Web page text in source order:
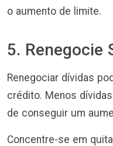
o aumento de limite.
5. Renegocie
Renegociar dívidas
crédito. Menos
de conseguir um
Concentre-se em